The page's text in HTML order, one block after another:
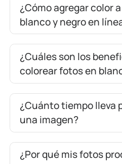
¿Cómo agregar color
blanco y negro en
¿Cuáles son los
colorear fotos en
¿Cuánto tiempo lleva
una imagen?
¿Por qué mis fotos